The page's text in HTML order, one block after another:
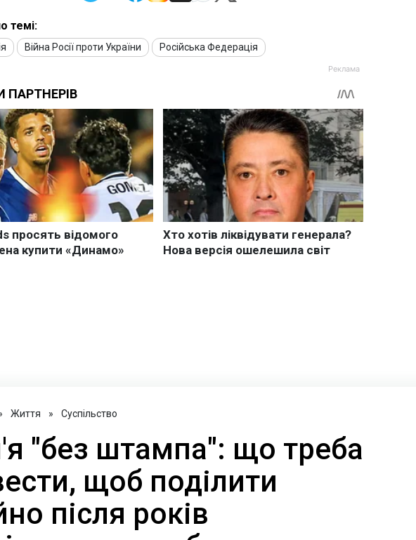
темі:
Війна Росії проти України Російська Федерація
Життя » Суспільство
"без штампа": що треба
щоб поділити
після років